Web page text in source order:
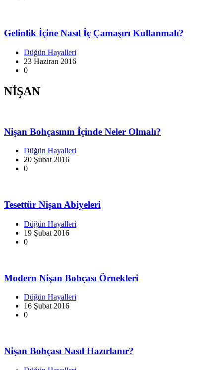
Gelinlik İçine Nasıl İç Çamaşırı Kullanmalı?
Düğün Hayalleri
23 Haziran 2016
0
NİŞAN
Nişan Bohçasının İçinde Neler Olmalı?
Düğün Hayalleri
20 Şubat 2016
0
Tesettür Nişan Abiyeleri
Düğün Hayalleri
19 Şubat 2016
0
Modern Nişan Bohçası Örnekleri
Düğün Hayalleri
16 Şubat 2016
0
Nişan Bohçası Nasıl Hazırlanır?